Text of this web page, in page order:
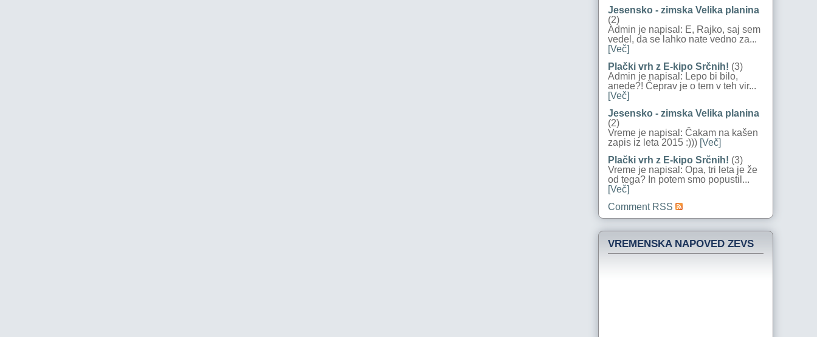
Jesensko - zimska Velika planina
(2)
Admin je napisal: E, Rajko, saj sem
vedel, da se lahko nate vedno za...
[Več]
Plački vrh z E-kipo Srčnih! (3)
Admin je napisal: Lepo bi bilo,
anede?! Čeprav je o tem v teh vir...
[Več]
Jesensko - zimska Velika planina
(2)
Vreme je napisal: Čakam na kašen
zapis iz leta 2015 :))) [Več]
Plački vrh z E-kipo Srčnih! (3)
Vreme je napisal: Opa, tri leta je že
od tega? In potem smo popustil...
[Več]
Comment RSS
VREMENSKA NAPOVED ZEVS